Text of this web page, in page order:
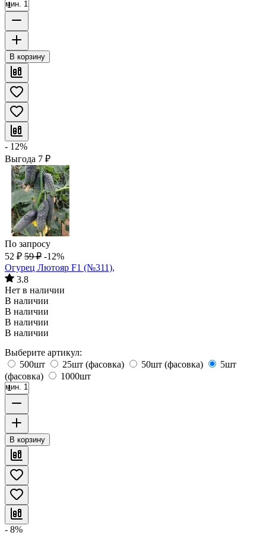
мин. 1
В корзину
- 12%
Выгода 7 ₽
По запросу
52 ₽ 59 ₽ -12%
Огурец Лютояр F1 (№311),
3.8
Нет в наличии
В наличии
В наличии
В наличии
В наличии
Выберите артикул:
500шт
25шт (фасовка) 50шт (фасовка)
5шт
(фасовка)
1000шт
мин. 1
В корзину
- 8%